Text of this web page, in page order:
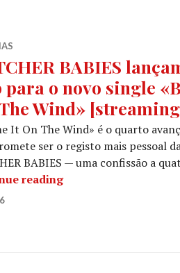
BABIES
o novo single
Wind»
It On The Wind» é o quarto
ser o registo mais pessoal
BABIES — uma confissão a
readingBUTCHER BABIES